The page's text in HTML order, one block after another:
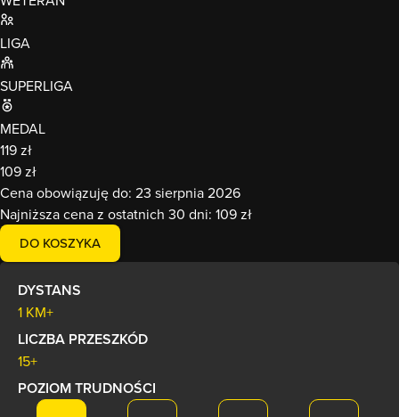
LIGA
SUPERLIGA
MEDAL
119 zł
109 zł
Cena obowiązuję do: 23 sierpnia 2026
Najniższa cena z ostatnich 30 dni: 109 zł
DO KOSZYKA
DYSTANS
1 KM+
LICZBA PRZESZKÓD
15+
POZIOM TRUDNOŚCI